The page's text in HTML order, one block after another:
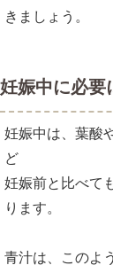
きましょう。
妊娠中に必要
妊娠中は、葉酸
ど
妊娠前と比べて
ります。
青汁は、このよ